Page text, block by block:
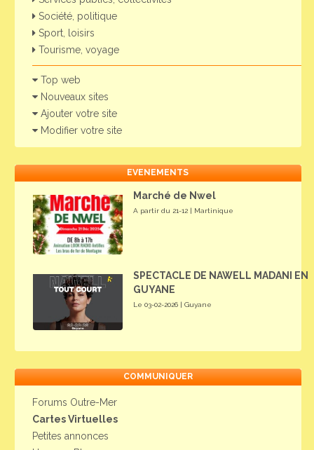
Société, politique
Sport, loisirs
Tourisme, voyage
Top web
Nouveaux sites
Ajouter votre site
Modifier votre site
EVENEMENTS
Marché de Nwel
A partir du 21-12 | Martinique
SPECTACLE DE NAWELL MADANI EN
GUYANE
Le 03-02-2026 | Guyane
COMMUNIQUER
Forums Outre-Mer
Cartes Virtuelles
Petites annonces